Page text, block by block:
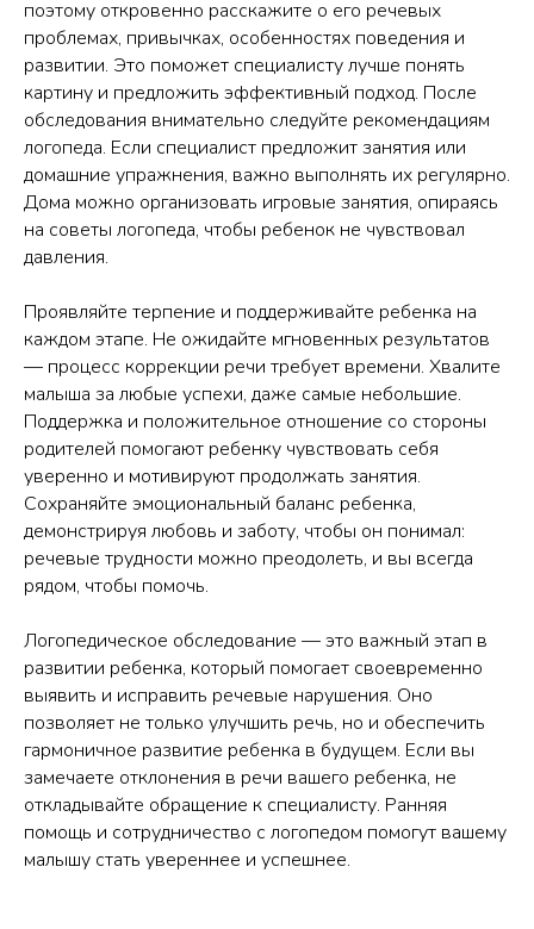
поэтому откровенно расскажите о его речевых
проблемах, привычках, особенностях поведения и
развитии. Это поможет специалисту лучше понять
картину и предложить эффективный подход. После
обследования внимательно следуйте рекомендациям
логопеда. Если специалист предложит занятия или
домашние упражнения, важно выполнять их регулярно.
Дома можно организовать игровые занятия, опираясь
на советы логопеда, чтобы ребенок не чувствовал
давления.
Проявляйте терпение и поддерживайте ребенка на
каждом этапе. Не ожидайте мгновенных результатов
— процесс коррекции речи требует времени. Хвалите
малыша за любые успехи, даже самые небольшие.
Поддержка и положительное отношение со стороны
родителей помогают ребенку чувствовать себя
уверенно и мотивируют продолжать занятия.
Сохраняйте эмоциональный баланс ребенка,
демонстрируя любовь и заботу, чтобы он понимал:
речевые трудности можно преодолеть, и вы всегда
рядом, чтобы помочь.
Логопедическое обследование — это важный этап в
развитии ребенка, который помогает своевременно
выявить и исправить речевые нарушения. Оно
позволяет не только улучшить речь, но и обеспечить
гармоничное развитие ребенка в будущем. Если вы
замечаете отклонения в речи вашего ребенка, не
откладывайте обращение к специалисту. Ранняя
помощь и сотрудничество с логопедом помогут вашему
малышу стать увереннее и успешнее.